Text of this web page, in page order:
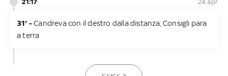
24 apr
31' -Candreva con il destro dalla distanza, Consigli para
a terra